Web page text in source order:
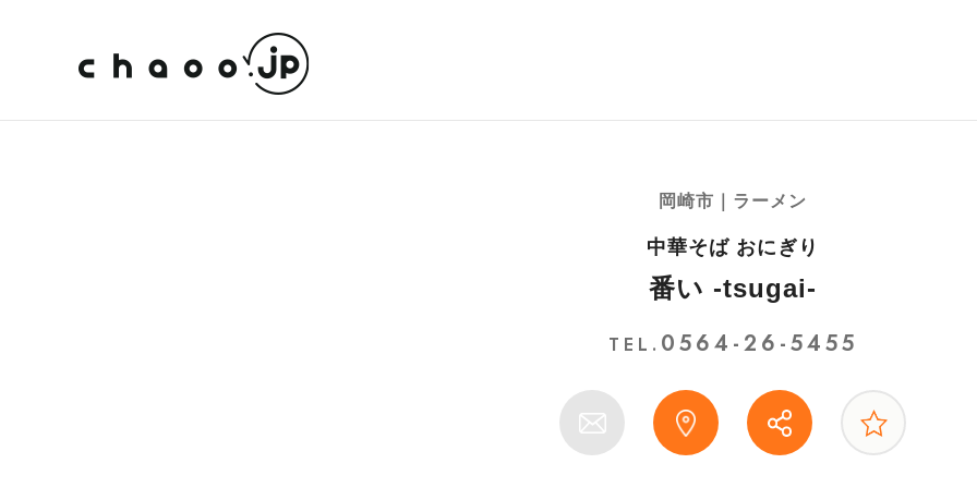
岡崎市｜ラーメン
中華そば おにぎり
番い -tsugai-
TEL. 0564-26-5455